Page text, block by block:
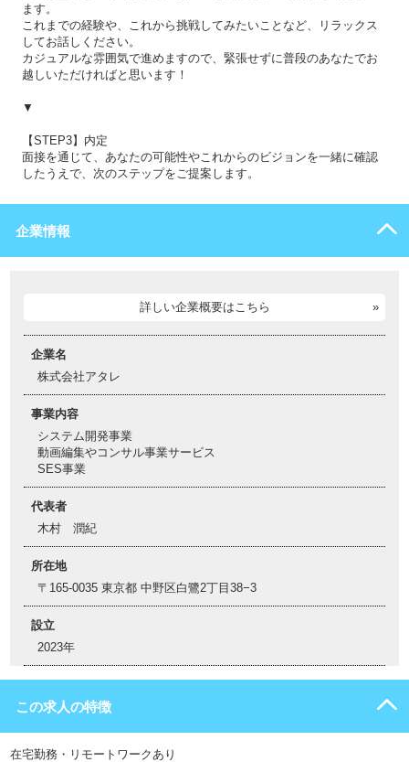
ます。
これまでの経験や、これから挑戦してみたいことなど、リラックス
してお話しください。
カジュアルな雰囲気で進めますので、緊張せずに普段のあなたでお
越しいただければと思います！
▼
【STEP3】内定
面接を通じて、あなたの可能性やこれからのビジョンを一緒に確認
したうえで、次のステップをご提案します。
企業情報
詳しい企業概要はこちら
企業名
株式会社アタレ
事業内容
システム開発事業
動画編集やコンサル事業サービス
SES事業
代表者
木村 潤紀
所在地
〒165-0035 東京都 中野区白鷺2丁目38−3
設立
2023年
この求人の特徴
在宅勤務・リモートワークあり